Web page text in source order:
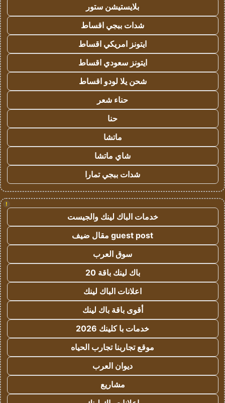
بلايستيشن ستور
شدات ببجي اقساط
ايتونز امريكي اقساط
ايتونز سعودي اقساط
شحن يلا لودو اقساط
حناء شعر
حنا
ماتشا
شاي ماتشا
شدات ببجي تمارا
!
خدمات الباك لينك والجيست
guest post مقال ضيف
سوق العرب
باك لينك باقة 20
اعلانات الباك لينك
أقوى باقة باك لينك
خدمات با كلينك 2026
موقع تجاربنا تجارب الحياه
ديوان العرب
مشاريع